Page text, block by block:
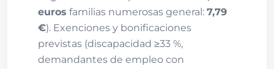
euros familias numerosas general: 7,79
€). Exenciones y bonificaciones
previstas (discapacidad ≥33 %,
demandantes de empleo con